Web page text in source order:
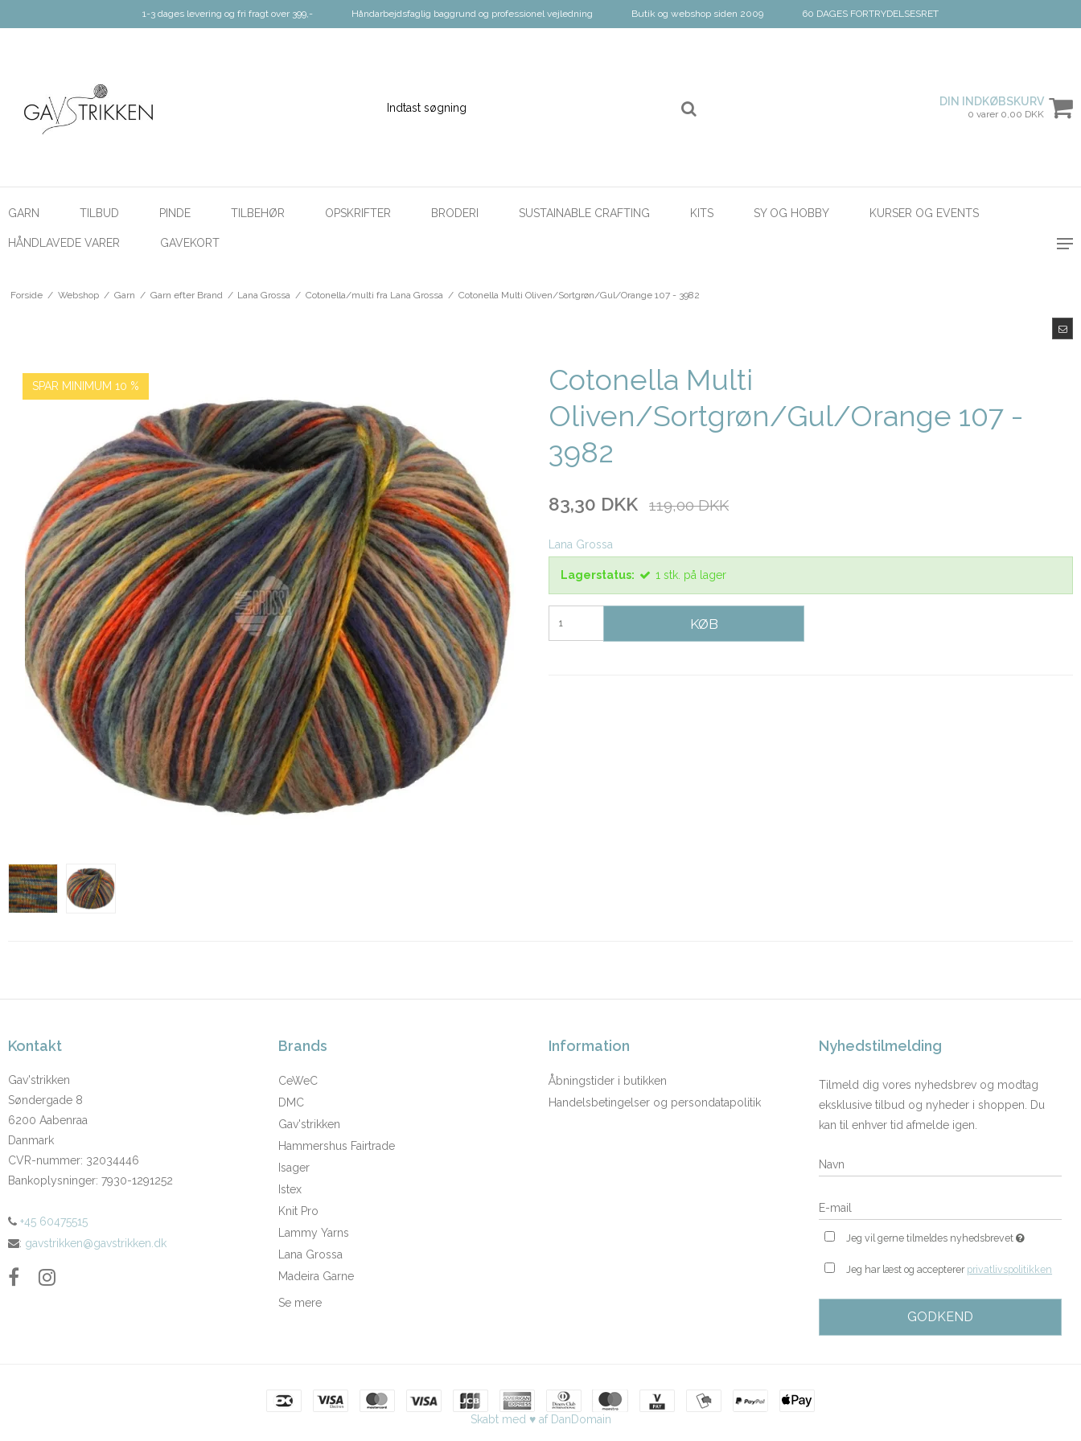
1-3 dages levering og fri fragt over 399,- Håndarbejdsfaglig baggrund og professionel vejledning Butik og webshop siden 2009 60 DAGES FORTRYDELSESRET
DIN INDKØBSKURV
0 varer 0,00 DKK
GARN TILBUD PINDE TILBEHØR OPSKRIFTER BRODERI SUSTAINABLE CRAFTING KITS SY OG HOBBY KURSER OG EVENTS
HÅNDLAVEDE VARER GAVEKORT
Forside / Webshop / Garn / Garn efter Brand / Lana Grossa / Cotonella/multi fra Lana Grossa / Cotonella Multi Oliven/Sortgrøn/Gul/Orange 107 - 3982
SPAR MINIMUM 10 %
Cotonella Multi
Oliven/Sortgrøn/Gul/Orange 107 -
3982
83,30 DKK 119,00 DKK
Lana Grossa
Lagerstatus: 1 stk. på lager
KØB
Kontakt
Gav'strikken
Søndergade 8
6200 Aabenraa
Danmark
CVR-nummer: 32034446
Bankoplysninger: 7930-1291252
+45 60475515
: gavstrikken@gavstrikken.dk
Brands
CeWeC
DMC
Gav'strikken
Hammershus Fairtrade
Isager
Istex
Knit Pro
Lammy Yarns
Lana Grossa
Madeira Garne
Se mere
Information
Åbningstider i butikken
Handelsbetingelser og persondatapolitik
Nyhedstilmelding
Tilmeld dig vores nyhedsbrev og modtag
eksklusive tilbud og nyheder i shoppen. Du
kan til enhver tid afmelde igen.
Jeg vil gerne tilmeldes nyhedsbrevet
Jeg har læst og accepterer privatlivspolitikken
GODKEND
Skabt med ♥ af DanDomain